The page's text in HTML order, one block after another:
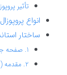
تأثیر
انواع
ساختار
1. صفحه جلد
2. مقدمه (Introduction)